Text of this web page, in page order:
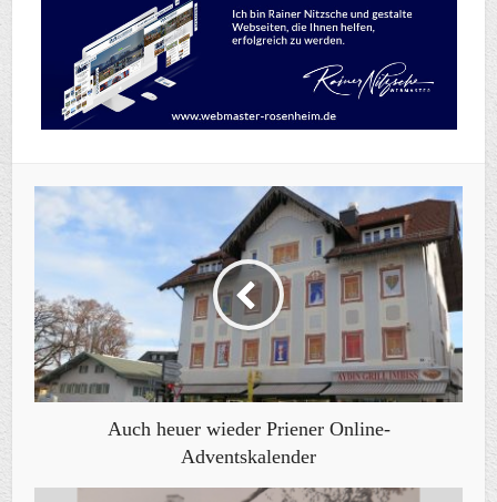
Auch heuer wieder Priener Online-
Adventskalender